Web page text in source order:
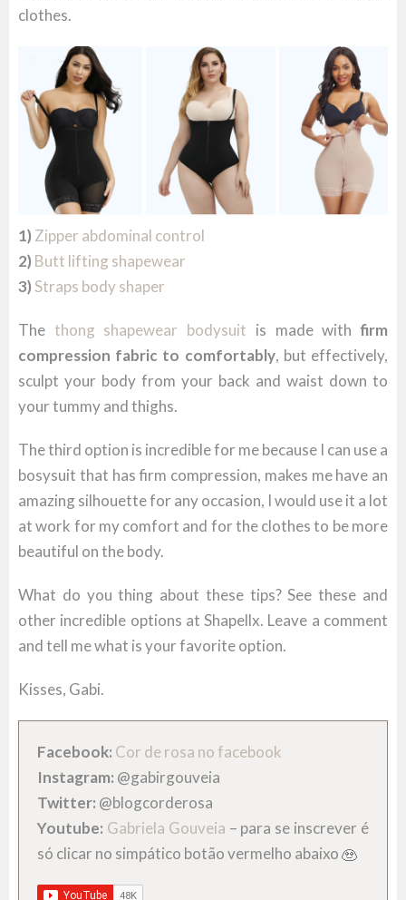
clothes.
1) Zipper abdominal control
2) Butt lifting shapewear
3)Straps body shaper
The thong shapewear bodysuit is made withfirm
compression fabric to comfortably, but effectively,
sculpt your body from your back and waist down to
your tummy and thighs.
The third option is incredible for me because I can use a
bosysuit that has firm compression, makes me have an
amazing silhouette for any occasion, I would use it a lot
at work for my comfort and for the clothes to be more
beautiful on the body.
What do you thing about these tips? See these and
other incredible options at Shapellx. Leave a comment
and tell me what is your favorite option.
Kisses, Gabi.
Facebook: Cor de rosa no facebook
Instagram: @gabirgouveia
Twitter: @blogcorderosa
Youtube: Gabriela Gouveia – para se inscrever é
só clicar no simpático botão vermelho abaixo